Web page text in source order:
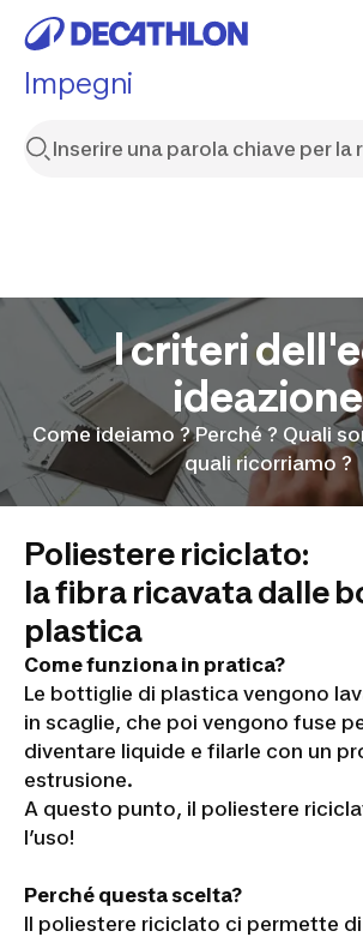
Impegni
I criteri
ideazione
Come ideiamo ? Perché ? Quali
quali ricorriamo ?
Poliestere riciclato:
la fibra ricavata dalle
plastica
Come funziona in pratica?
Le bottiglie di plastica vengono
in scaglie, che poi vengono fuse
diventare liquide e filarle con un
estrusione.
A questo punto, il poliestere
l’uso!
Perché questa scelta?
Il poliestere riciclato ci permette di